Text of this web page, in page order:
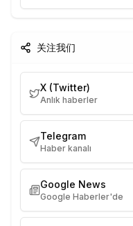
关注我们
X (Twitter)
Anlık haberler
Telegram
Haber kanalı
Google News
Google Haberler'de